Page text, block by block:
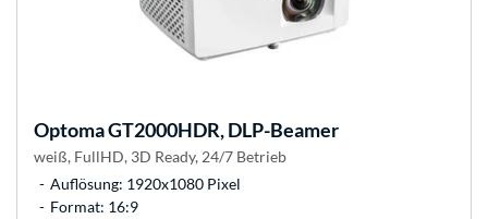
OptomaGT2000HDR, DLP-Beamer
weiß, FullHD, 3D Ready, 24/7 Betrieb
Auflösung: 1920x1080 Pixel
Format: 16:9